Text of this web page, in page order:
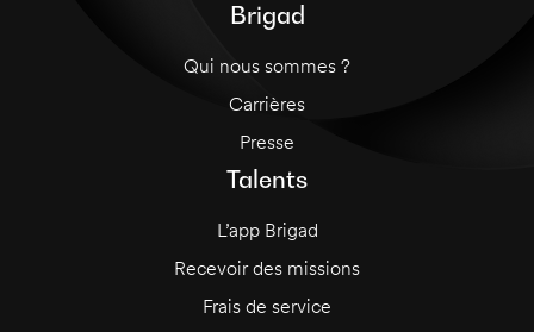
Brigad
Qui nous sommes ?
Carrières
Presse
Talents
L’app Brigad
Recevoir des missions
Frais de service